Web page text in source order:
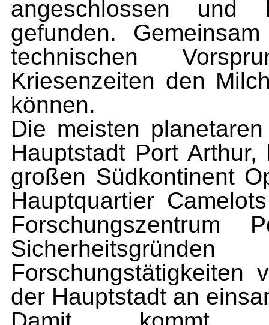
angeschlossen
gefunden.
technischen
Kriesenzeiten den
können.
Die meisten
Hauptstadt Port
großen Südkontinent
Hauptquartier
Forschungstätigkeiten
der Hauptstadt an